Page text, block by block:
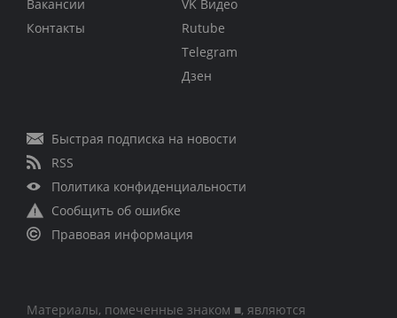
Вакансии
Контакты
VK Видео
Rutube
Telegram
Дзен
Быстрая подписка на новости
RSS
Политика конфиденциальности
Сообщить об ошибке
Правовая информация
Материалы, помеченные знаком ■, являются